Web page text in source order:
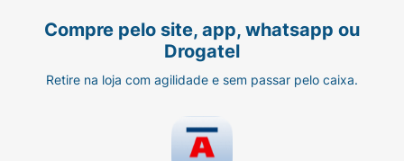
Compre pelo site, app, whatsapp ou
Drogatel
Retire na loja com agilidade e sem passar pelo caixa.